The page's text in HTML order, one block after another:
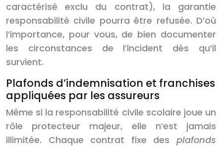
caractérisé exclu du contrat), la garantie
responsabilité civile pourra être refusée. D’où
l’importance, pour vous, de bien documenter
les circonstances de l’incident dès qu’il
survient.
Plafonds d’indemnisation et franchises
appliquées par les assureurs
Même si la responsabilité civile scolaire joue un
rôle protecteur majeur, elle n’est jamais
illimitée. Chaque contrat fixe des plafonds